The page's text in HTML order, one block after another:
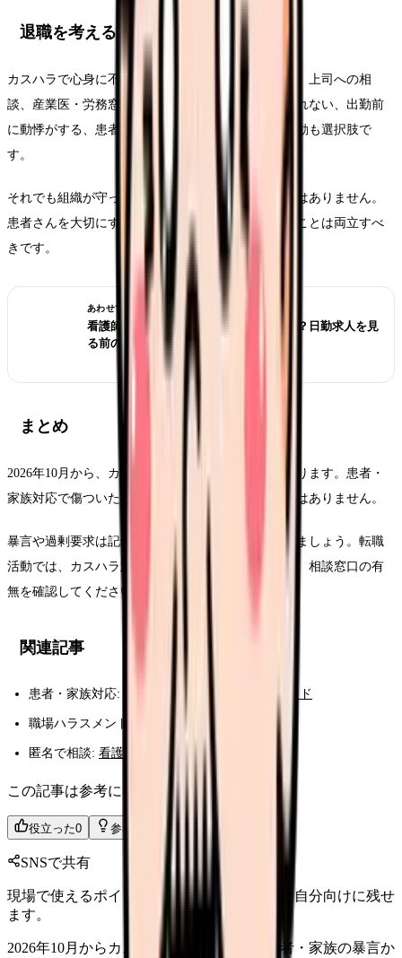
退職を考える前に
カスハラで心身に不調が出ている場合、まずは記録、上司への相
談、産業医・労務窓口への相談を行いましょう。眠れない、出勤前
に動悸がする、患者対応が怖い状態なら、休職や異動も選択肢で
す。
それでも組織が守ってくれないなら、転職は逃げではありません。
患者さんを大切にすることと、看護師が安全に働くことは両立すべ
きです。
あわせて読みたい
看護師が夜勤なしにすると給料は下がる？日勤求人を見
る前の収入チェック
まとめ
2026年10月から、カスハラ対策は事業主の義務になります。患者・
家族対応で傷ついた看護師が、一人で抱え込む必要はありません。
暴言や過剰要求は記録し、上司と相談窓口に共有しましょう。転職
活動では、カスハラ対応方針、警備体制、名札運用、相談窓口の有
無を確認してください。
関連記事
患者・家族対応: 患者・家族対応の悩み完全ガイド
職場ハラスメント: 看護師のハラスメント対応
匿名で相談: 看護師掲示板
この記事は参考になりましたか？
役立った0 参考になった
SNSで共有
現場で使えるポイントを、同僚やあとで読む自分向けに残せ
ます。
2026年10月からカスハラ対策が義務化。患者・家族の暴言か